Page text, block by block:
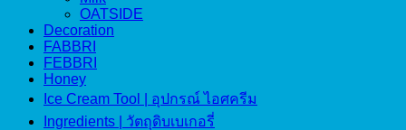
OATSIDE
Decoration
FABBRI
FEBBRI
Honey
Ice Cream Tool | อุปกรณ์ ไอศครีม
Ingredients | วัตถุดิบเบเกอรี่